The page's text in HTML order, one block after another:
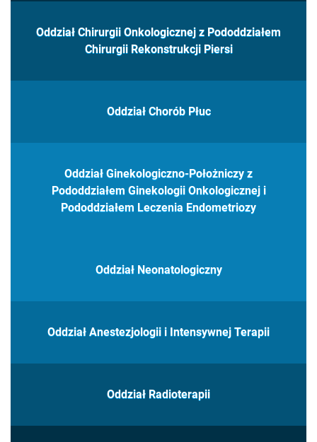
Oddział Chirurgii Onkologicznej z Pododdziałem
Chirurgii Rekonstrukcji Piersi
Oddział Chorób Płuc
Oddział Ginekologiczno-Położniczy z
Pododdziałem Ginekologii Onkologicznej i
Pododdziałem Leczenia Endometriozy
Oddział Neonatologiczny
Oddział Anestezjologii i Intensywnej Terapii
Oddział Radioterapii